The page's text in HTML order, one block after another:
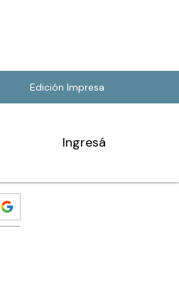
Edición Impresa
Ingresá